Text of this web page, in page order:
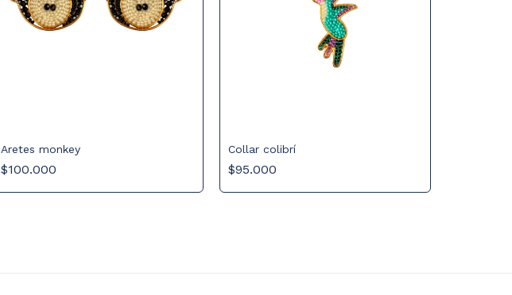
Aretes monkey
$100.000
Collar colibrí
$95.000